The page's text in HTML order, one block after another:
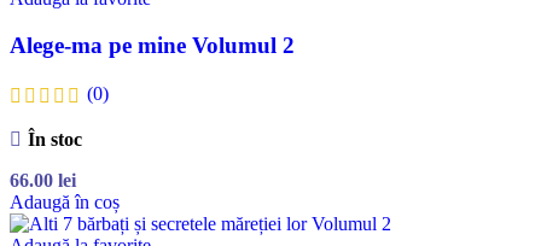
Alege-ma pe mine Volumul 2
(0)
În stoc
66.00 lei
Adaugă în coș